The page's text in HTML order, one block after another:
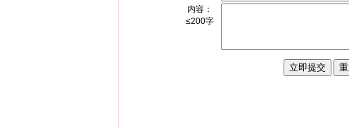
内容：
≤200字